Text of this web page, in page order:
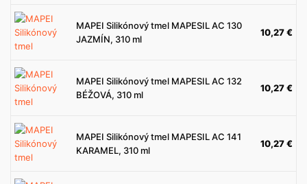
MAPEI Silikónový tmel MAPESIL AC 130
JAZMÍN, 310 ml
10,27€
MAPEI Silikónový tmel MAPESIL AC 132
BÉŽOVÁ, 310 ml
10,27€
MAPEI Silikónový tmel MAPESIL AC 141
KARAMEL, 310 ml
10,27€